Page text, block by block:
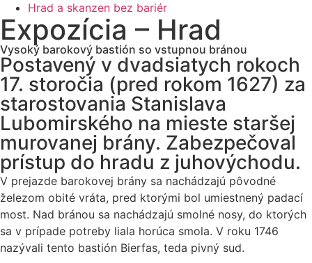
Hrad a skanzen bez bariér
Expozícia – Hrad
Vysoký barokový bastión so vstupnou bránou
Postavený v dvadsiatych rokoch
17. storočia (pred rokom 1627) za
starostovania Stanislava
Lubomirského na mieste staršej
murovanej brány. Zabezpečoval
prístup do hradu z juhovýchodu.
V prejazde barokovej brány sa nachádzajú pôvodné
železom obité vráta, pred ktorými bol umiestnený padací
most. Nad bránou sa nachádzajú smolné nosy, do ktorých
sa v prípade potreby liala horúca smola. V roku 1746
nazývali tento bastión Bierfas, teda pivný sud.